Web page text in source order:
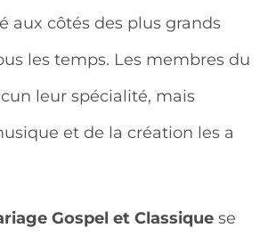
aux côtés des plus grands
les temps. Les membres du
leur spécialité, mais
et de la création les a
Gospel et Classique se